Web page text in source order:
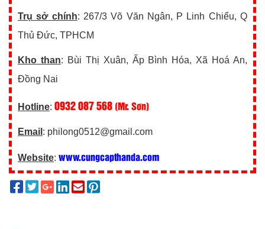
Trụ sở chính: 267/3 Võ Văn Ngân, P Linh Chiểu, Q
Thủ Đức, TPHCM
Kho than: Bùi Thị Xuân, Ấp Bình Hóa, Xã Hoá An,
Đồng Nai
Hotline: 0932 087 568 (Mr. Sơn)
Email : philong0512@gmail.com
Website: www.cungcapthanda.com